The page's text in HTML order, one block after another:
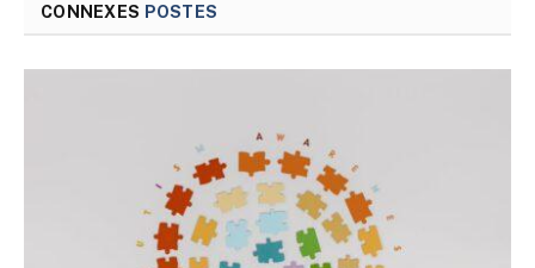
CONNEXES POSTES